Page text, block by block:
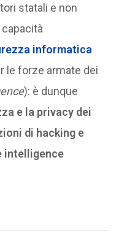
statali e non
informatica
le forze armate dei
): è dunque
e la privacy dei
di hacking e
intelligence